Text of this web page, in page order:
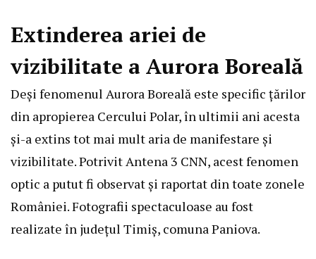
Extinderea ariei de
vizibilitate a Aurora Boreală
Deși fenomenul Aurora Boreală este specific ţărilor
din apropierea Cercului Polar, în ultimii ani acesta
și-a extins tot mai mult aria de manifestare și
vizibilitate. Potrivit Antena 3 CNN, acest fenomen
optic a putut fi observat și raportat din toate zonele
României. Fotografii spectaculoase au fost
realizate în județul Timiș, comuna Paniova.